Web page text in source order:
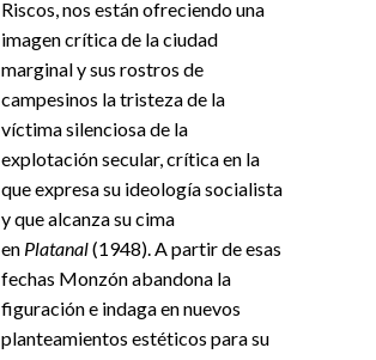
Riscos, nos están ofreciendo una
imagen crítica de la ciudad
marginal y sus rostros de
campesinos la tristeza de la
víctima silenciosa de la
explotación secular, crítica en la
que expresa su ideología socialista
y que alcanza su cima
en Platanal(1948). A partir de esas
fechas Monzón abandona la
figuración e indaga en nuevos
planteamientos estéticos para su